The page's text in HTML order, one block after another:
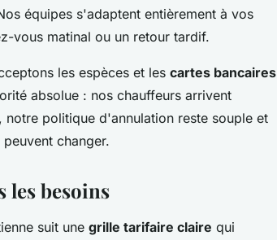
équipes s'adaptent entièrement à vos
vous matinal ou un retour tardif.
les espèces et les cartes bancaires
absolue : nos chauffeurs arrivent
politique d'annulation reste souple et
changer.
besoins
suit une grille tarifaire claire qui